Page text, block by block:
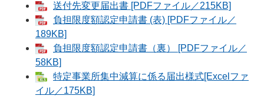
送付先変更届出書 [PDFファイル／215KB]
負担限度額認定申請書 (表) [PDFファイル／
189KB]
負担限度額認定申請書（裏） [PDFファイル／
58KB]
特定事業所集中減算に係る届出様式[Excelファ
イル／175KB]